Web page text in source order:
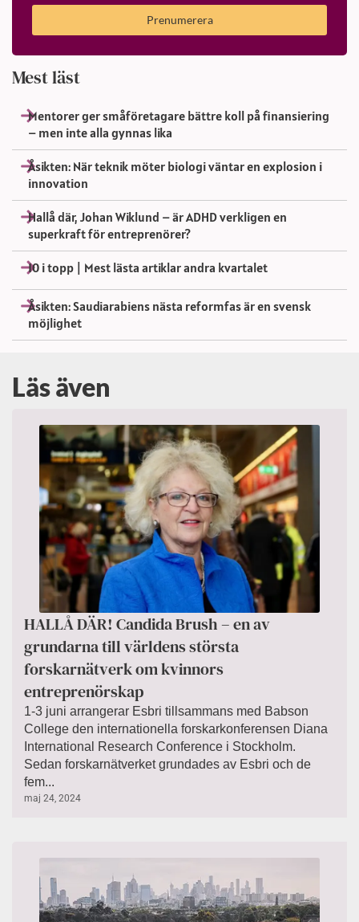
Prenumerera
Mest läst
Mentorer ger småföretagare bättre koll på finansiering
– men inte alla gynnas lika
Åsikten: När teknik möter biologi väntar en explosion i
innovation
Hallå där, Johan Wiklund – är ADHD verkligen en
superkraft för entreprenörer?
10 i topp | Mest lästa artiklar andra kvartalet
Åsikten: Saudiarabiens nästa reformfas är en svensk
möjlighet
Läs även
HALLÅ DÄR! Candida Brush – en av
grundarna till världens största
forskarnätverk om kvinnors
entreprenörskap
1-3 juni arrangerar Esbri tillsammans med Babson
College den internationella forskarkonferensen Diana
International Research Conference i Stockholm.
Sedan forskarnätverket grundades av Esbri och de
fem...
maj 24, 2024